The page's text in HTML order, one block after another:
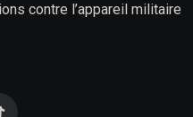
contre l’appareil militaire